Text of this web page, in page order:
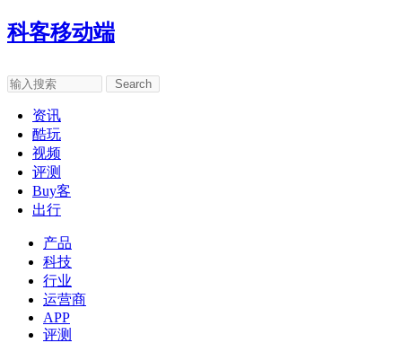
科客移动端
Search
资讯
酷玩
视频
评测
Buy客
出行
产品
科技
行业
运营商
APP
评测